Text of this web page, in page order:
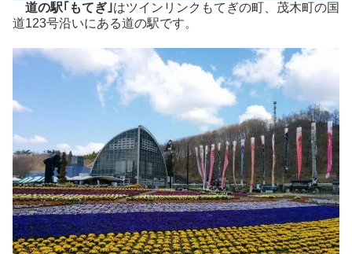
道の駅｢もてぎ｣はツインリンクもてぎの町、茂木町の国
道123号沿いにある道の駅です。